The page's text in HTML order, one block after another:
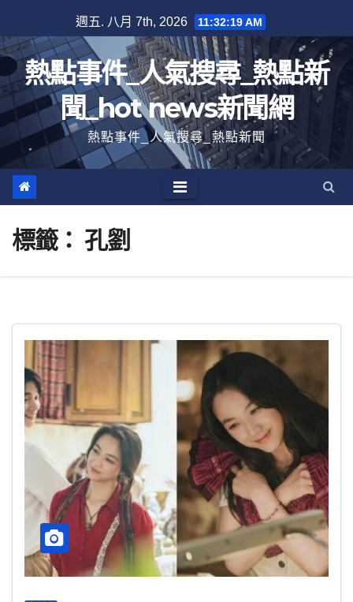
至
內
容
週五. 八月 7th, 2026 11:32:20 AM
熱點事件_人氣搜尋_熱點新
聞_hot news新聞網
熱點事件_人氣搜尋_熱點新聞
標籤： 孔劉